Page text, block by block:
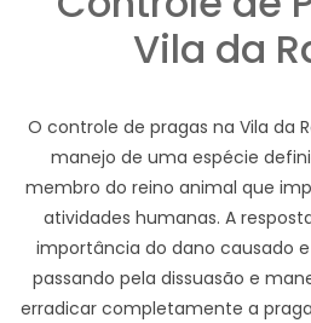
Vila da
O controle de pragas na Vila da
manejo de uma espécie
membro do reino animal que
atividades humanas. A
importância do dano causado
passando pela dissuasão e
erradicar completamente a